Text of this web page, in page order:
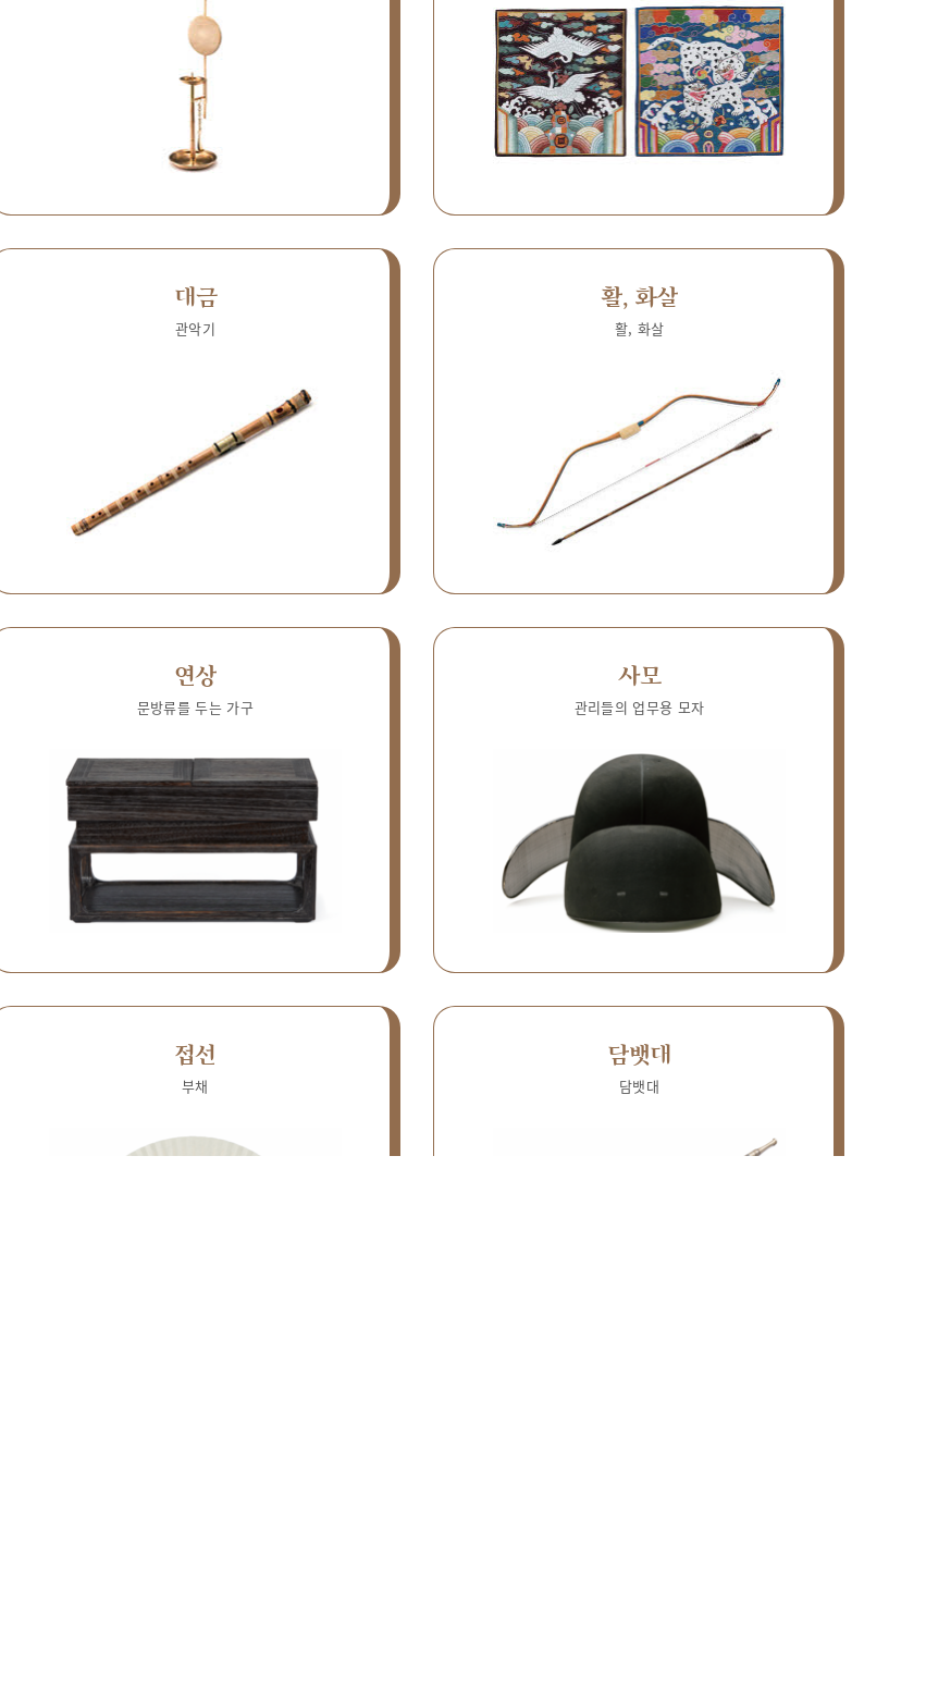
대금
관악기
활, 화살
활, 화살
연상
문방류를 두는 가구
사모
관리들의 업무용 모자
접선
부채
담뱃대
담뱃대